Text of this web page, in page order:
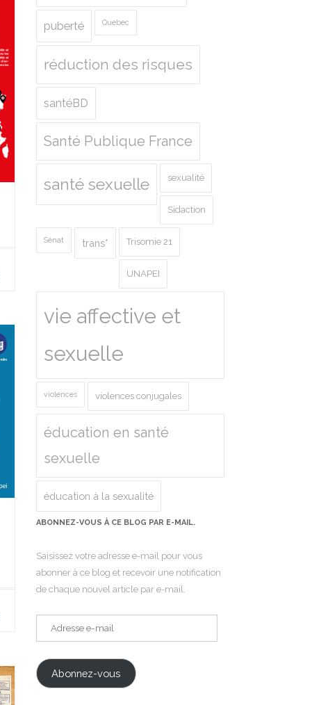
puberté Quebec
réduction des risques
santéBD
Santé Publique France
santé sexuelle sexualité
Sidaction
Sénat trans* Trisomie 21
UNAPEI
vie affective et
sexuelle
violences violences conjugales
éducation en santé
sexuelle
éducation à la sexualité
ABONNEZ-VOUS À CE BLOG PAR E-MAIL.
Saisissez votre adresse e-mail pour vous
abonner à ce blog et recevoir une notification
de chaque nouvel article par e-mail.
Adresse
e-
Abonnez-vous